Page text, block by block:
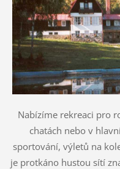
Nabízíme rekreaci pro
chatách nebo v
sportování, výletů na
je protkáno hustou sítí